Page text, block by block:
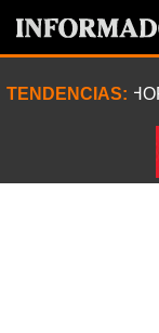
TENDENCIAS: